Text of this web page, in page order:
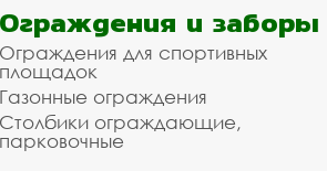
Ограждения и заборы
Ограждения для спортивных
площадок
Газонные ограждения
Столбики ограждающие,
парковочные